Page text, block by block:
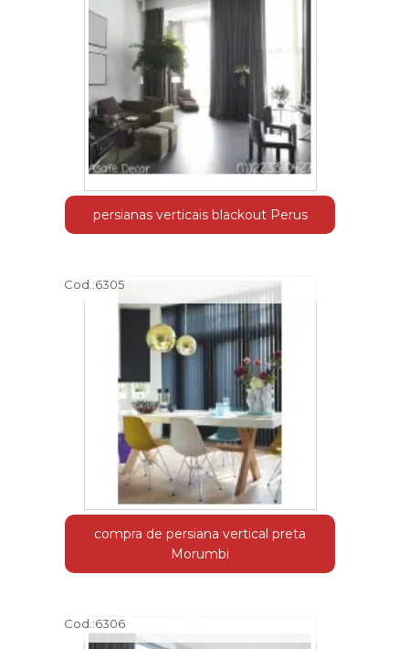
persianas verticais blackout Perus
Cod.:6305
compra de persiana vertical preta
Morumbi
Cod.:6306